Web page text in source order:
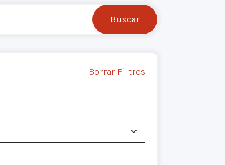
Borrar Filtros